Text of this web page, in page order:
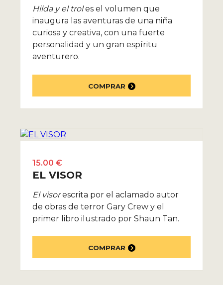
Hilda y el troles el volumen que
inaugura las aventuras de una niña
curiosa y creativa, con una fuerte
personalidad y un gran espíritu
aventurero.
COMPRAR
15.00 €
EL VISOR
El visorescrita por el aclamado autor
de obras de terror Gary Crew y el
primer libro ilustrado por Shaun Tan.
COMPRAR